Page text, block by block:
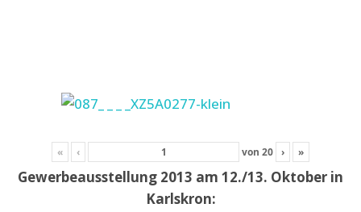
« ‹ von 20 › »
Gewerbeausstellung 2013 am 12./13. Oktober in
Karlskron: